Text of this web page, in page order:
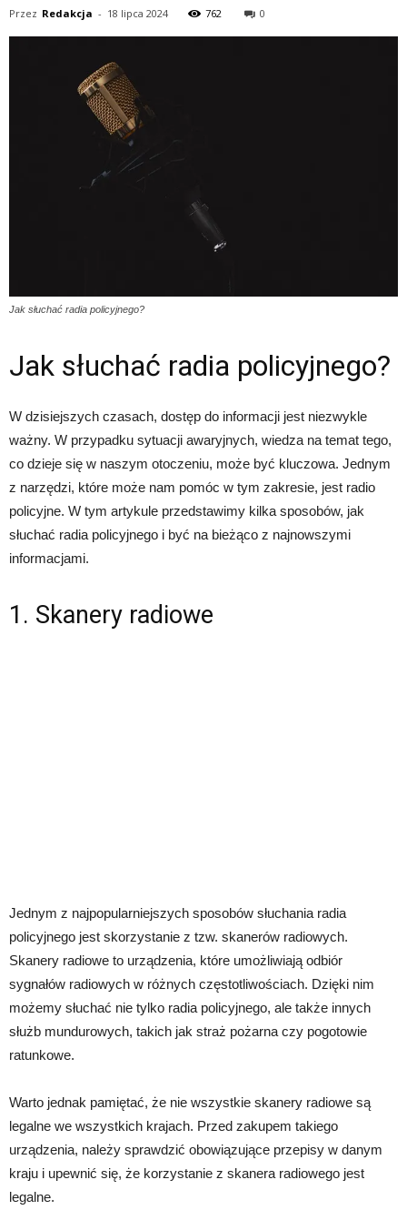
Przez Redakcja - 18 lipca 2024 762 0
Jak słuchać radia policyjnego?
Jak słuchać radia policyjnego?
W dzisiejszych czasach, dostęp do informacji jest niezwykle
ważny. W przypadku sytuacji awaryjnych, wiedza na temat tego,
co dzieje się w naszym otoczeniu, może być kluczowa. Jednym
z narzędzi, które może nam pomóc w tym zakresie, jest radio
policyjne. W tym artykule przedstawimy kilka sposobów, jak
słuchać radia policyjnego i być na bieżąco z najnowszymi
informacjami.
1. Skanery radiowe
Jednym z najpopularniejszych sposobów słuchania radia
policyjnego jest skorzystanie z tzw. skanerów radiowych.
Skanery radiowe to urządzenia, które umożliwiają odbiór
sygnałów radiowych w różnych częstotliwościach. Dzięki nim
możemy słuchać nie tylko radia policyjnego, ale także innych
służb mundurowych, takich jak straż pożarna czy pogotowie
ratunkowe.
Warto jednak pamiętać, że nie wszystkie skanery radiowe są
legalne we wszystkich krajach. Przed zakupem takiego
urządzenia, należy sprawdzić obowiązujące przepisy w danym
kraju i upewnić się, że korzystanie z skanera radiowego jest
legalne.